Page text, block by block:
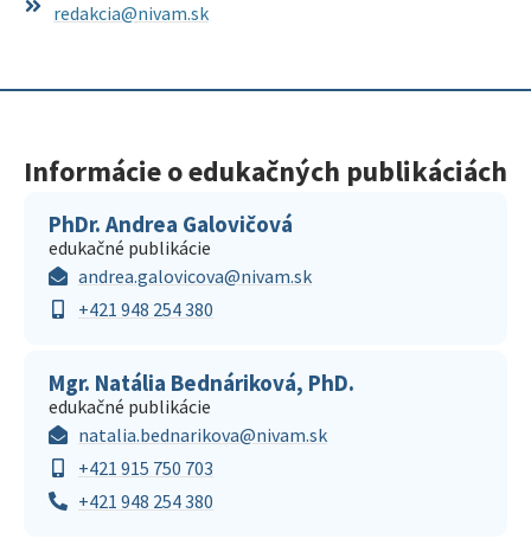
redakcia@nivam.sk
Informácie o edukačných publikáciách
PhDr. Andrea Galovičová
edukačné publikácie
andrea.galovicova@nivam.sk
+421 948 254 380
Mgr. Natália Bednáriková, PhD.
edukačné publikácie
natalia.bednarikova@nivam.sk
+421 915 750 703
+421 948 254 380